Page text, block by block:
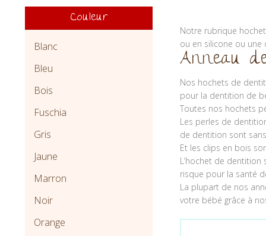
Notre rubrique
ou en silicone ou
Anneau
Nos hochets de
pour la dentition de
Toutes nos hochets
Les perles de
de dentition sont
Et les clips en bois
L’hochet de dentition
risque pour la santé
La plupart de nos
votre bébé grâce à
Couleur
Blanc
Bleu
Bois
Fuschia
Gris
Jaune
Marron
Noir
Orange